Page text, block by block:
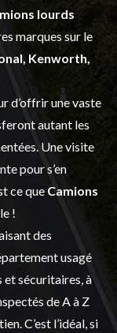
lourds
marques sur le
Kenworth,
d’offrir une vaste
autant les
Une visite
pour s’en
ce que Camions
!
des
usagé
et sécuritaires, à
de A à Z
. C’est l’idéal, si